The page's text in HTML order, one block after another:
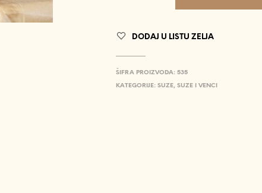
DODAJ U LISTU ZELJA
ŠIFRA PROIZVODA:535
KATEGORIJE:SUZE,SUZE I VENCI